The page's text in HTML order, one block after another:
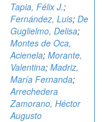
Tapia, Félix J.;
Fernández, Luis; De
Guglielmo, Delisa;
Montes de Oca,
Acienela; Morante,
Valentina; Madriz,
María Fernanda;
Arrechedera
Zamorano, Héctor
Augusto